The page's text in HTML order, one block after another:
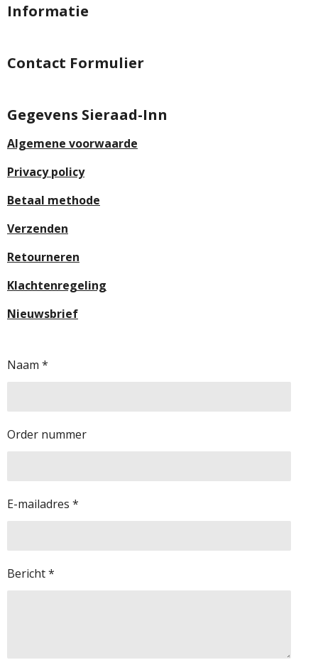
Informatie
Contact Formulier
Gegevens Sieraad-Inn
Algemene voorwaarde
Privacy policy
Betaal methode
Verzenden
Retourneren
Klachtenregeling
Nieuwsbrief
Naam *
Order nummer
E-mailadres *
Bericht *